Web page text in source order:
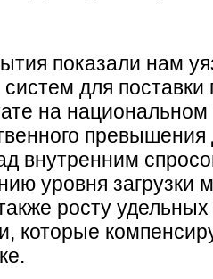
показали нам
для поставки
на
внутренним
уровня загрузки
росту удельных
которые